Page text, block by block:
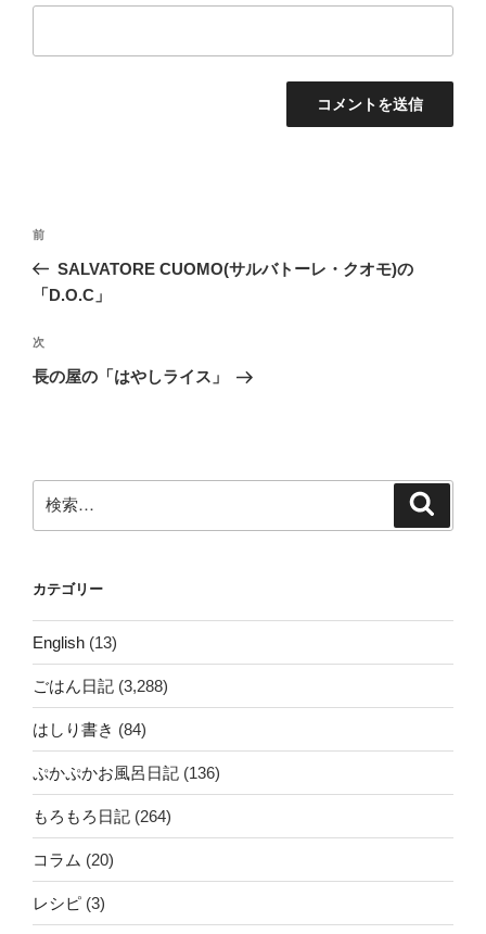
投
ナ
ゲ
ー
前
の
投
前
SALVATORE CUOMO(サルバトーレ・クオモ)の
「D.O.C」
次
の
次
長の屋の「はやしライス」
索:
カテゴリー
English (13)
ごはん日記 (3,288)
はしり書き (84)
ぷかぷかお風呂日記 (136)
もろもろ日記 (264)
コラム (20)
レシピ (3)